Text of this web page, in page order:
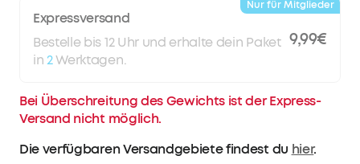
Expressversand
Bestelle bis 12 Uhr und erhalte dein Paket
in2Werktagen.
9,99€
Nur für Mitglieder
Bei Überschreitung des Gewichts ist der Express-
Versand nicht möglich.
Die verfügbaren Versandgebiete findest du hier.